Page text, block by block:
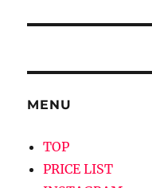
ン
稿:
MENU
TOP
PRICE LIST